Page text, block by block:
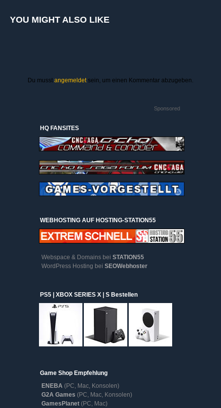
YOU MIGHT ALSO LIKE
Du musst angemeldetsein, um einen Kommentar abzugeben.
Sponsored
HQ FANSITES
WEBHOSTING AUF HOSTING-STATION55
Webspace & Domains bei STATION55
WordPress Hosting bei SEOWebhoster
PS5 | XBOX SERIES X | S Bestellen
Game Shop Empfehlung
ENEBA (PC, Mac, Konsolen)
G2A Games (PC, Mac, Konsolen)
GamesPlanet (PC, Mac)